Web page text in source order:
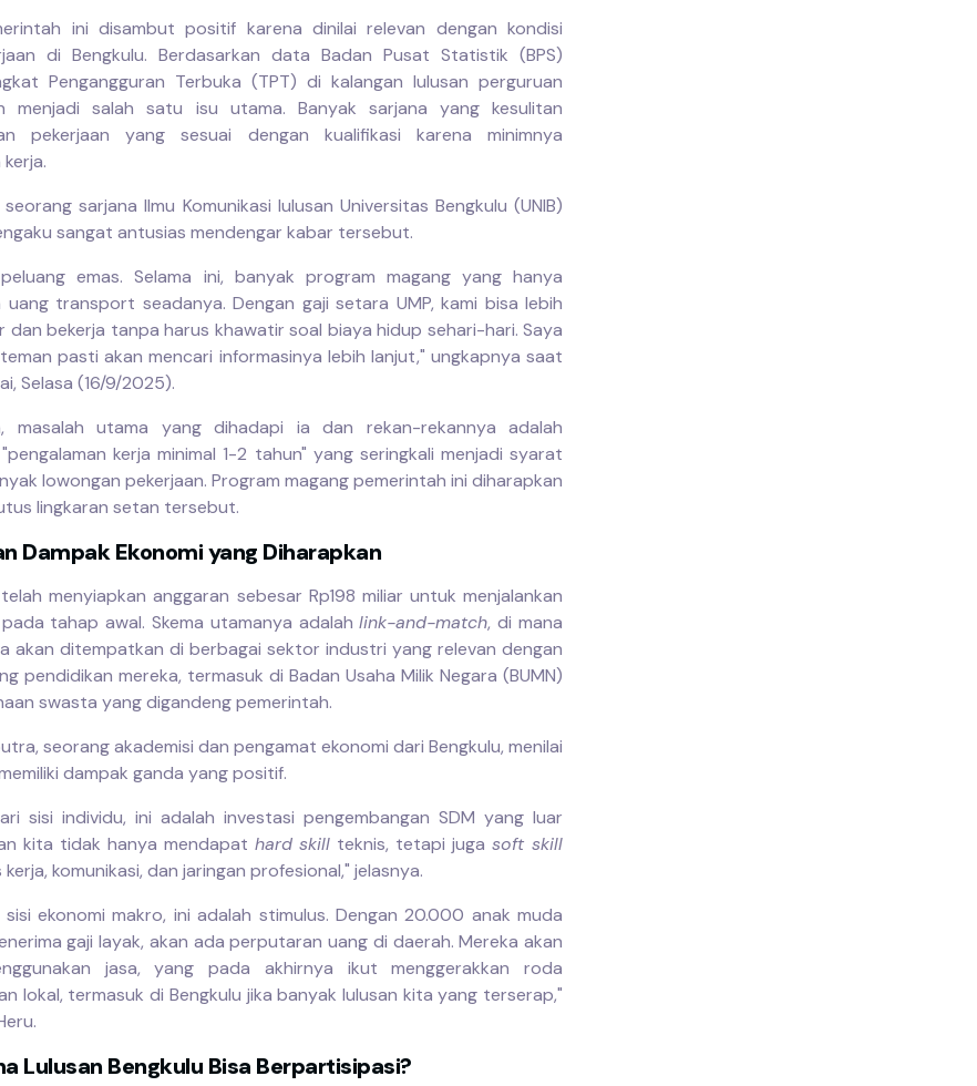
ini disambut positif karena dinilai relevan dengan kondisi
di Bengkulu. Berdasarkan data Badan Pusat Statistik (BPS)
Pengangguran Terbuka (TPT) di kalangan lulusan perguruan
menjadi salah satu isu utama. Banyak sarjana yang kesulitan
pekerjaan yang sesuai dengan kualifikasi karena minimnya
seorang sarjana Ilmu Komunikasi lulusan Universitas Bengkulu (UNIB)
sangat antusias mendengar kabar tersebut.
emas. Selama ini, banyak program magang yang hanya
uang transport seadanya. Dengan gaji setara UMP, kami bisa lebih
dan bekerja tanpa harus khawatir soal biaya hidup sehari-hari. Saya
pasti akan mencari informasinya lebih lanjut," ungkapnya saat
Selasa (16/9/2025).
masalah utama yang dihadapi ia dan rekan-rekannya adalah
kerja minimal 1-2 tahun" yang seringkali menjadi syarat
lowongan pekerjaan. Program magang pemerintah ini diharapkan
lingkaran setan tersebut.
Dampak Ekonomi yang Diharapkan
menyiapkan anggaran sebesar Rp198 miliar untuk menjalankan
tahap awal. Skema utamanya adalahlink-and-match, di mana
akan ditempatkan di berbagai sektor industri yang relevan dengan
pendidikan mereka, termasuk di Badan Usaha Milik Negara (BUMN)
swasta yang digandeng pemerintah.
seorang akademisi dan pengamat ekonomi dari Bengkulu, menilai
dampak ganda yang positif.
sisi individu, ini adalah investasi pengembangan SDM yang luar
kita tidak hanya mendapat hard skill teknis, tetapi jugasoft skill
komunikasi, dan jaringan profesional," jelasnya.
sisi ekonomi makro, ini adalah stimulus. Dengan 20.000 anak muda
gaji layak, akan ada perputaran uang di daerah. Mereka akan
jasa, yang pada akhirnya ikut menggerakkan roda
lokal, termasuk di Bengkulu jika banyak lulusan kita yang terserap,"
Lulusan Bengkulu Bisa Berpartisipasi?